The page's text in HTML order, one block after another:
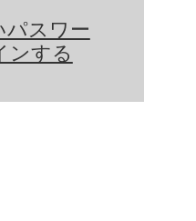
パスワー
ンする